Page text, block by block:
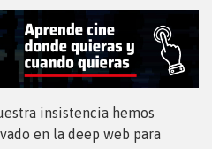
insistencia hemos
en la deep web para